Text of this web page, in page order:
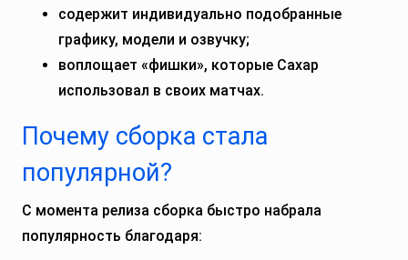
содержит индивидуально подобранные
графику, модели и озвучку;
воплощает «фишки», которые Сахар
использовал в своих матчах.
Почему сборка стала
популярной?
С момента релиза сборка быстро набрала
популярность благодаря: